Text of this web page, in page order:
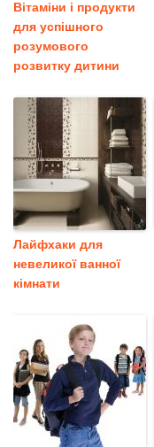
Вітаміни і продукти
для успішного
розумового
розвитку дитини
Лайфхаки для
невеликої ванної
кімнати